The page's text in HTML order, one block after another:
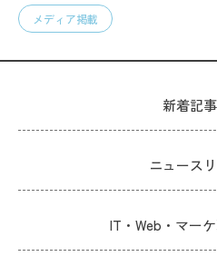
メディア掲載
新着記
ニュース
IT・Web・マー